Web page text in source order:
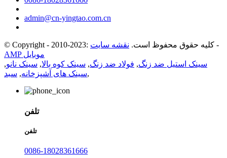
admin@cn-yingtao.com.cn
© Copyright - 2010-2023: کلیه حقوق محفوظ است. نقشه سایت
-
AMP موبایل
سینک استیل ضد زنگ, فولاد ضد زنگ, سینک کوه بالا, سینک نانو,
سینک های آشپزخانه, سبد ,
تلفن
تلفن
0086-18028361666